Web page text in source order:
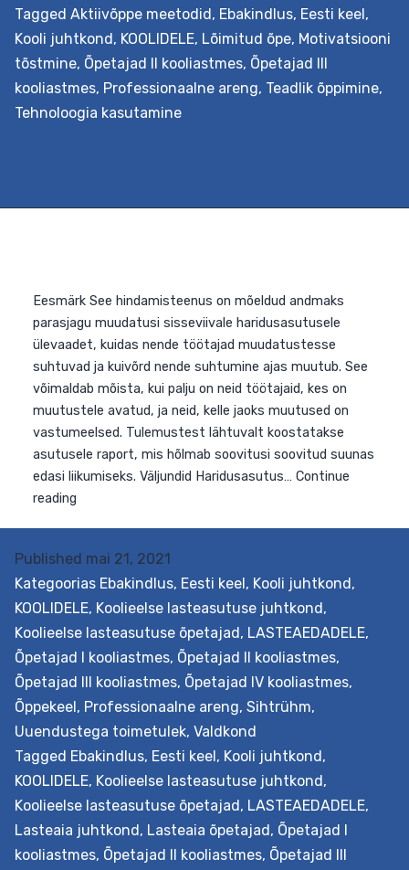
täpsemalt loodus-, täppisteaduste ja tehnoloogia
koolitusformaat (lühem 3-päevane või pikem 5-
päevane). Parima kogemuse saamiseks seotakse
teooria praktilise õpiprojekti loomisega. Väljundid Lühem
koolitus annab ülevaate professionaalse
Continue readingSTEAM-
lõimingut
toetavate
loomine
üldhariduskoolis
Tagged Aktiivõppe meetodid, Ebakindlus, Eesti keel,
Kooli juhtkond, KOOLIDELE, Lõimitud õpe, Motivatsiooni
tõstmine, Õpetajad II kooliastmes, Õpetajad III
kooliastmes, Professionaalne areng, Teadlik õppimine,
Tehnoloogia kasutamine
Published mai 21, 2021
Kategoorias Ebakindlus, Eesti keel, Kooli juhtkond,
KOOLIDELE, Koolieelse lasteasutuse juhtkond,
Koolieelse lasteasutuse õpetajad, LASTEAEDADELE,
Õpetajad I kooliastmes, Õpetajad II kooliastmes,
Õpetajad III kooliastmes, Õpetajad IV kooliastmes,
Õppekeel, Professionaalne areng, Sihtrühm,
Uuendustega toimetulek, Valdkond
Tagged Ebakindlus, Eesti keel, Kooli juhtkond,
KOOLIDELE, Koolieelse lasteasutuse juhtkond,
Koolieelse lasteasutuse õpetajad, LASTEAEDADELE,
Lasteaia juhtkond, Lasteaia õpetajad, Õpetajad I
kooliastmes, Õpetajad II kooliastmes, Õpetajad III